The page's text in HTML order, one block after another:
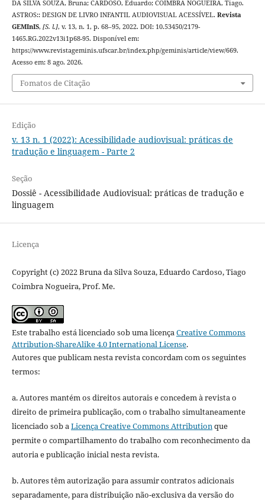
DA SILVA SOUZA, Bruna; CARDOSO, Eduardo; COIMBRA NOGUEIRA, Tiago.
ASTROS:: DESIGN DE LIVRO INFANTIL AUDIOVISUAL ACESSÍVEL. Revista
GEMInIS, [S. l.], v. 13, n. 1, p. 68–95, 2022. DOI: 10.53450/2179-
1465.RG.2022v13i1p68-95. Disponível em:
https://www.revistageminis.ufscar.br/index.php/geminis/article/view/669.
Acesso em: 8 ago. 2026.
Fomatos de Citação
Edição
v. 13 n. 1 (2022): Acessibilidade audiovisual: práticas de
tradução e linguagem - Parte 2
Seção
Dossiê - Acessibilidade Audiovisual: práticas de tradução e
linguagem
Licença
Copyright (c) 2022 Bruna da Silva Souza, Eduardo Cardoso, Tiago
Coimbra Nogueira, Prof. Me.
Este trabalho está licenciado sob uma licençaCreative Commons
Attribution-ShareAlike 4.0 International License.
Autores que publicam nesta revista concordam com os seguintes
termos:
a. Autores mantém os direitos autorais e concedem à revista o
direito de primeira publicação, com o trabalho simultaneamente
licenciado sob aLicença Creative Commons Attributionque
permite o compartilhamento do trabalho com reconhecimento da
autoria e publicação inicial nesta revista.
b. Autores têm autorização para assumir contratos adicionais
separadamente, para distribuição não-exclusiva da versão do